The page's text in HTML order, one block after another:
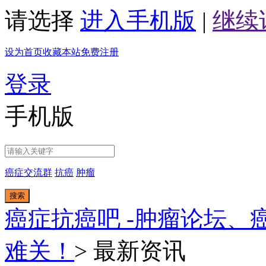
请选择 进入手机版 | 继续
设为首页收藏本站免费注册
登录
手机版
癌症交流群 抗癌 肿瘤
搜索
癌症抗癌吧 -肿瘤论坛、
难关！ > 最新资讯